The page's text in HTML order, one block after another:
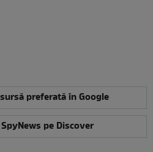
preferată în Google
pe Discover